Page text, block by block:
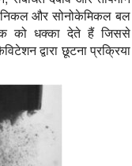
और सोनोकेमिकल बल
को धक्का देते हैं जिससे
द्वारा छूटना प्रक्रिया